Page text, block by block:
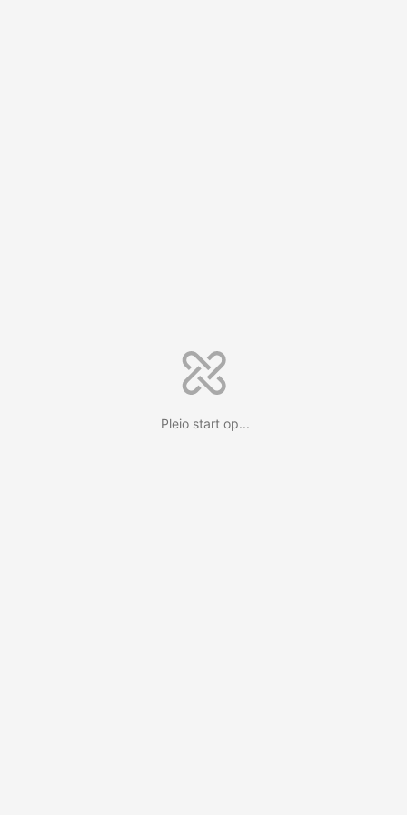
Pleio start op...